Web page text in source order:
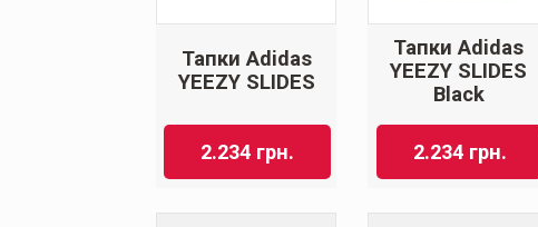
Тапки Adidas
YEEZY SLIDES
2.234 грн.
Тапки Adidas
YEEZY SLIDES
Black
2.234 грн.